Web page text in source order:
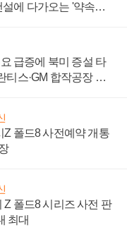
에 다가오는 '약속의
급증에 북미 증설 타
티스·GM 합작공장 건
Z 폴드8 사전예약 개통
Z 폴드8 시리즈 사전 판
최대